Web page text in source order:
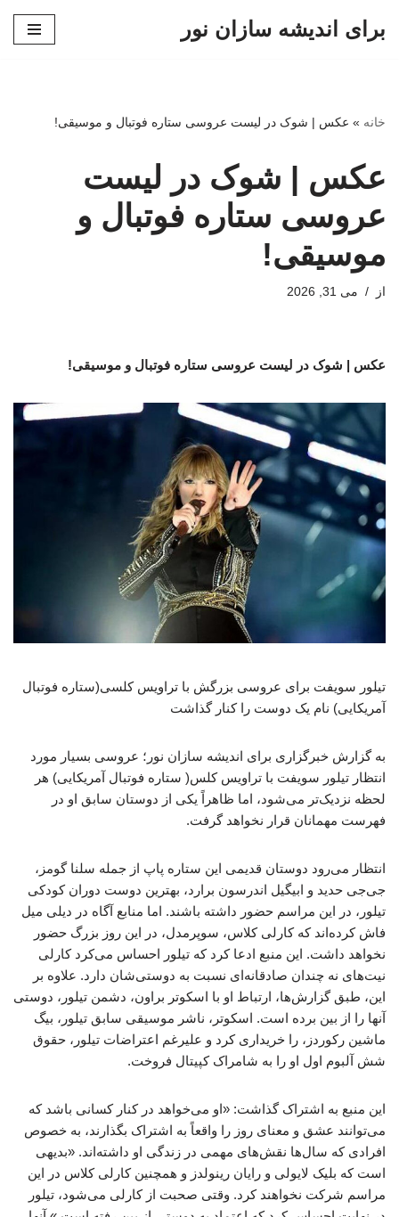
برای اندیشه سازان نور
خانه » عکس | شوک در لیست عروسی ستاره فوتبال و موسیقی!
عکس | شوک در لیست
عروسی ستاره فوتبال و
موسیقی!
از می 31, 2026
عکس | شوک در لیست عروسی ستاره فوتبال و موسیقی!
تیلور سویفت برای عروسی بزرگش با تراویس کلسی(ستاره فوتبال
آمریکایی) نام یک دوست را کنار گذاشت
به گزارش خبرگزاری برای اندیشه سازان نور؛ عروسی بسیار مورد
انتظار تیلور سویفت با تراویس کلس( ستاره فوتبال آمریکایی) هر
لحظه نزدیک‌تر می‌شود، اما ظاهراً یکی از دوستان سابق او در
فهرست مهمانان قرار نخواهد گرفت.
انتظار می‌رود دوستان قدیمی این ستاره پاپ از جمله سلنا گومز،
جی‌جی حدید و ابیگیل اندرسون برارد، بهترین دوست دوران کودکی
تیلور، در این مراسم حضور داشته باشند. اما منابع آگاه در دیلی میل
فاش کرده‌اند که کارلی کلاس، سوپرمدل، در این روز بزرگ حضور
نخواهد داشت. این منبع ادعا کرد که تیلور احساس می‌کرد کارلی
نیت‌های نه چندان صادقانه‌ای نسبت به دوستی‌شان دارد. علاوه بر
این، طبق گزارش‌ها، ارتباط او با اسکوتر براون، دشمن تیلور، دوستی
آنها را از بین برده است. اسکوتر، ناشر موسیقی سابق تیلور، بیگ
ماشین رکوردز، را خریداری کرد و علیرغم اعتراضات تیلور، حقوق
شش آلبوم اول او را به شامراک کپیتال فروخت.
این منبع به اشتراک گذاشت: «او می‌خواهد در کنار کسانی باشد که
می‌توانند عشق و معنای روز را واقعاً به اشتراک بگذارند، به خصوص
افرادی که سال‌ها نقش‌های مهمی در زندگی او داشته‌اند. «بدیهی
است که بلیک لایولی و رایان رینولدز و همچنین کارلی کلاس در این
مراسم شرکت نخواهند کرد. وقتی صحبت از کارلی می‌شود، تیلور